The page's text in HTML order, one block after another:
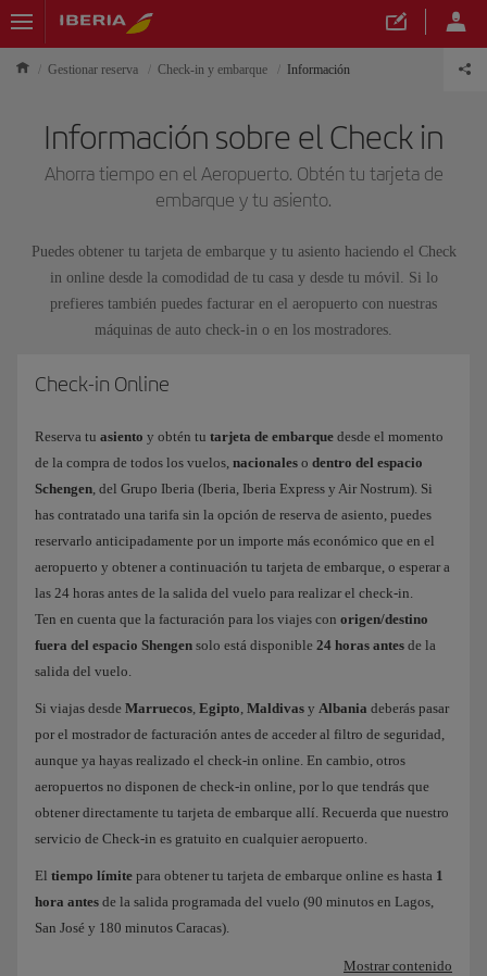
Gestionar reserva Check-in y embarque Información
Información sobre el Check in
Ahorra tiempo en el Aeropuerto. Obtén tu tarjeta de
embarque y tu asiento.
Puedes obtener tu tarjeta de embarque y tu asiento haciendo el Check
in online desde la comodidad de tu casa y desde tu móvil. Si lo
prefieres también puedes facturar en el aeropuerto con nuestras
máquinas de auto check-in o en los mostradores.
Check-in Online
Reserva tu asiento y obtén tu tarjeta de embarque desde el momento
de la compra de todos los vuelos, nacionales o dentro del espacio
Schengen, del Grupo Iberia (Iberia, Iberia Express y Air Nostrum). Si
has contratado una tarifa sin la opción de reserva de asiento, puedes
reservarlo anticipadamente por un importe más económico que en el
aeropuerto y obtener a continuación tu tarjeta de embarque, o esperar a
las 24 horas antes de la salida del vuelo para realizar el check-in.
Ten en cuenta que la facturación para los viajes con origen/destino
fuera del espacio Shengen solo está disponible 24 horas antes de la
salida del vuelo.
Si viajas desde Marruecos, Egipto, Maldivas y Albania deberás pasar
por el mostrador de facturación antes de acceder al filtro de seguridad,
aunque ya hayas realizado el check-in online. En cambio, otros
aeropuertos no disponen de check-in online, por lo que tendrás que
obtener directamente tu tarjeta de embarque allí. Recuerda que nuestro
servicio de Check-in es gratuito en cualquier aeropuerto.
El tiempo límite para obtener tu tarjeta de embarque online es hasta 1
hora antes de la salida programada del vuelo (90 minutos en Lagos,
San José y 180 minutos Caracas).
Mostrar contenido